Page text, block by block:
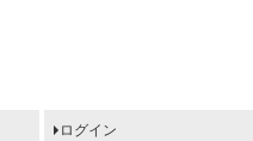
ログイン